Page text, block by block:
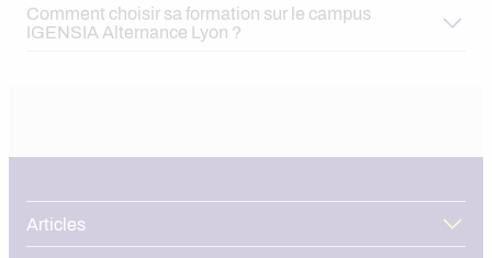
Commerce, vente, relation client :
Management et administratif :
Comment choisir sa formation sur le campus
IGENSIA Alternance Lyon ?
Articles